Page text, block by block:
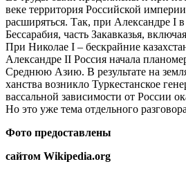
веке территория Российской
расширяться. Так, при Александре I в
Бессарабия, часть Закавказья,
При Николае I – бескрайние
Александре II Россия начала
Среднюю Азию. В результате на
ханства возникло Туркестанское
вассальной зависимости от России
Но это уже тема отдельного
Фото предоставлены
сайтом Wikipedia.org